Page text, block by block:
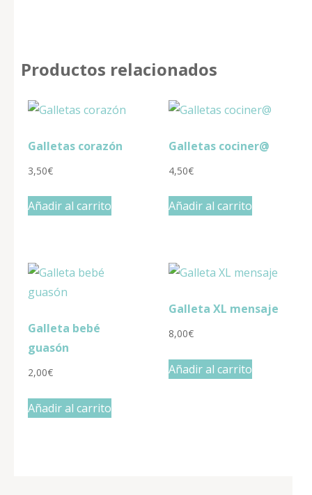
Productos relacionados
Galletas corazón
3,50€
Añadir al carrito
Galletas cociner@
4,50€
Añadir al carrito
Galleta bebé
guasón
2,00€
Añadir al carrito
Galleta XL mensaje
8,00€
Añadir al carrito